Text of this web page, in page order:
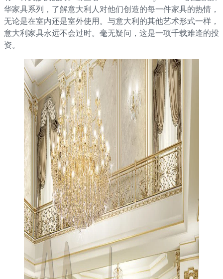
华家具系列，了解意大利人对他们创造的每一件家具的热情，
无论是在室内还是室外使用。与意大利的其他艺术形式一样，
意大利家具永远不会过时。毫无疑问，这是一项千载难逢的投
资。